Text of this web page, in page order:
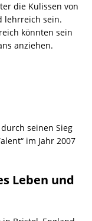
die Kulissen von
lehrreich sein.
könnten sein
anziehen.
seinen Sieg
im Jahr 2007
Leben und